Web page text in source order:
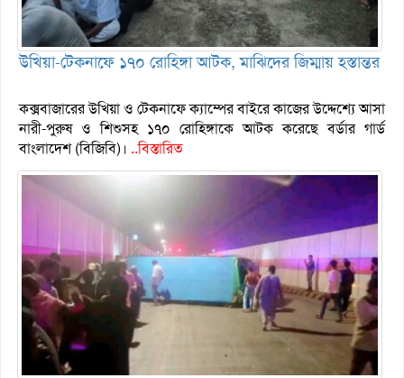
উখিয়া-টেকনাফে ১৭০ রোহিঙ্গা আটক, মাঝিদের জিম্মায় হস্তান্তর
কক্সবাজারের উখিয়া ও টেকনাফে ক্যাম্পের বাইরে কাজের উদ্দেশ্যে আসা
নারী-পুরুষ ও শিশুসহ ১৭০ রোহিঙ্গাকে আটক করেছে বর্ডার গার্ড
বাংলাদেশ (বিজিবি)। ..বিস্তারিত